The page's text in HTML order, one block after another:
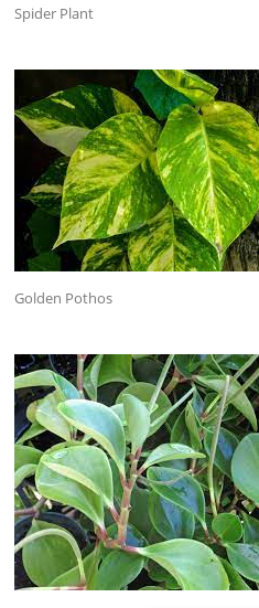
Spider Plant
Golden Pothos